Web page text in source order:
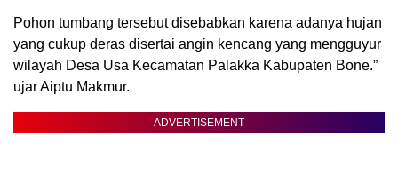
Pohon tumbang tersebut disebabkan karena adanya hujan
yang cukup deras disertai angin kencang yang mengguyur
wilayah Desa Usa Kecamatan Palakka Kabupaten Bone.”
ujar Aiptu Makmur.
ADVERTISEMENT